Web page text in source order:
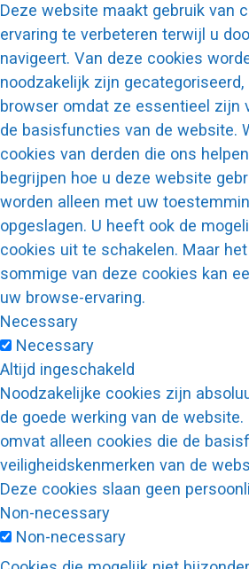
Deze website maakt gebruik van
ervaring te verbeteren terwijl u
navigeert. Van deze cookies
noodzakelijk zijn
browser omdat ze essentieel zijn
de basisfuncties van de website.
cookies van derden die ons
begrijpen hoe u deze website
worden alleen met uw
opgeslagen. U heeft ook de
cookies uit te schakelen. Maar
sommige van deze cookies kan
uw browse-ervaring.
Necessary
Necessary
Altijd ingeschakeld
Noodzakelijke cookies zijn
de goede werking van de
omvat alleen cookies die de
veiligheidskenmerken van de
Deze cookies slaan geen
Non-necessary
Non-necessary